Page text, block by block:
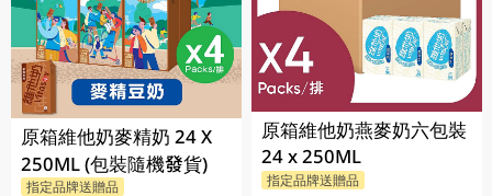
原箱維他奶麥精奶 24 X
250ML (包裝隨機發貨)
指定品牌送贈品
原箱維他奶燕麥奶六包裝
24 x 250ML
指定品牌送贈品